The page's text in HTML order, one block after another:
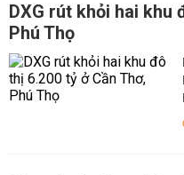
DXG rút khỏi hai khu
Phú Thọ